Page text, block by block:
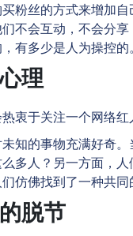
粉丝的方式来增加
不会互动，不会分
有多少是人为操控的。
理
衷于关注一个网络
知的事物充满好奇
多人？另一方面，
仿佛找到了一种共同
脱节